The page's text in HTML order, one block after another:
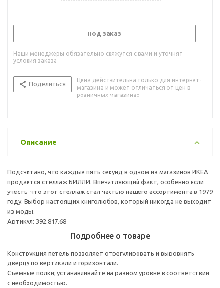
Под заказ
Наши менеджеры обязательно свяжутся с вами и уточнят
условия заказа
Поделиться
Цена действительна только для интернет-
магазина и может отличаться от цен в
розничных магазинах
Описание
Подсчитано, что каждые пять секунд в одном из магазинов ИКЕА
продается стеллаж БИЛЛИ. Впечатляющий факт, особенно если
учесть, что этот стеллаж стал частью нашего ассортимента в 1979
году. Выбор настоящих книголюбов, который никогда не выходит
из моды.
Артикул: 392.817.68
Подробнее о товаре
Конструкция петель позволяет отрегулировать и выровнять
дверцу по вертикали и горизонтали.
Съемные полки; устанавливайте на разном уровне в соответствии
с необходимостью.